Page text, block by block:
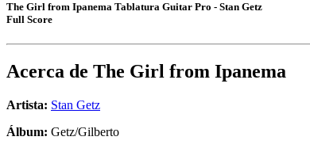
The Girl from Ipanema Tablatura Guitar Pro - Stan Getz
Full Score
Acerca de The Girl from Ipanema
Artista: Stan Getz
Álbum: Getz/Gilberto